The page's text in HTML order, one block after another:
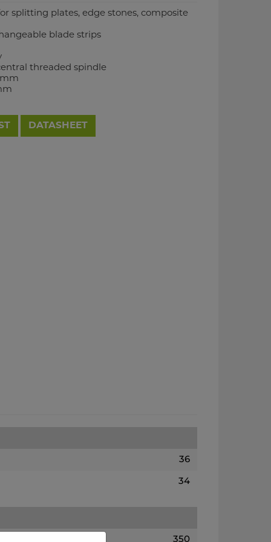
splitting plates, edge stones, composite
blade strips
threaded spindle
DATASHEET
36
34
350